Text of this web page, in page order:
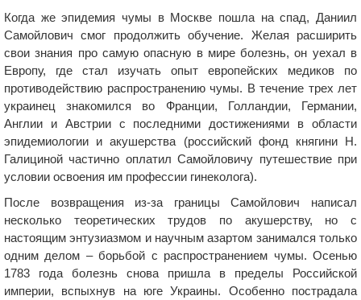
Когда же эпидемия чумы в Москве пошла на спад, Даниил
Самойлович смог продолжить обучение. Желая расширить
свои знания про самую опасную в мире болезнь, он уехал в
Европу, где стал изучать опыт европейских медиков по
противодействию распространению чумы. В течение трех лет
украинец знакомился во Франции, Голландии, Германии,
Англии и Австрии с последними достижениями в области
эпидемиологии и акушерства (российский фонд княгини Н.
Галициной частично оплатил Самойловичу путешествие при
условии освоения им профессии гинеколога).
После возвращения из-за границы Самойлович написал
несколько теоретических трудов по акушерству, но с
настоящим энтузиазмом и научным азартом занимался только
одним делом – борьбой с распространением чумы. Осенью
1783 года болезнь снова пришла в пределы Российской
империи, вспыхнув на юге Украины. Особенно пострадала